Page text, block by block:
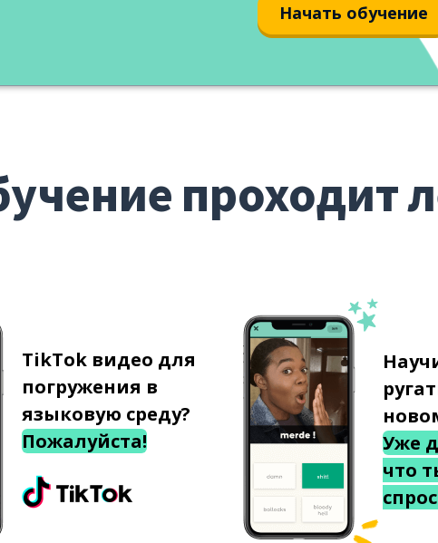
Начать обучение
проходит
TikTok видео для
погружения в
языковую среду?
Пожалуйста!
Уже
что